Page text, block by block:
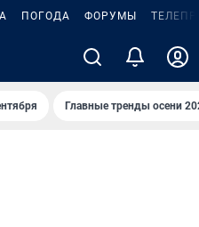
ПОГОДА ФОРУМЫ
Главные тренды осени